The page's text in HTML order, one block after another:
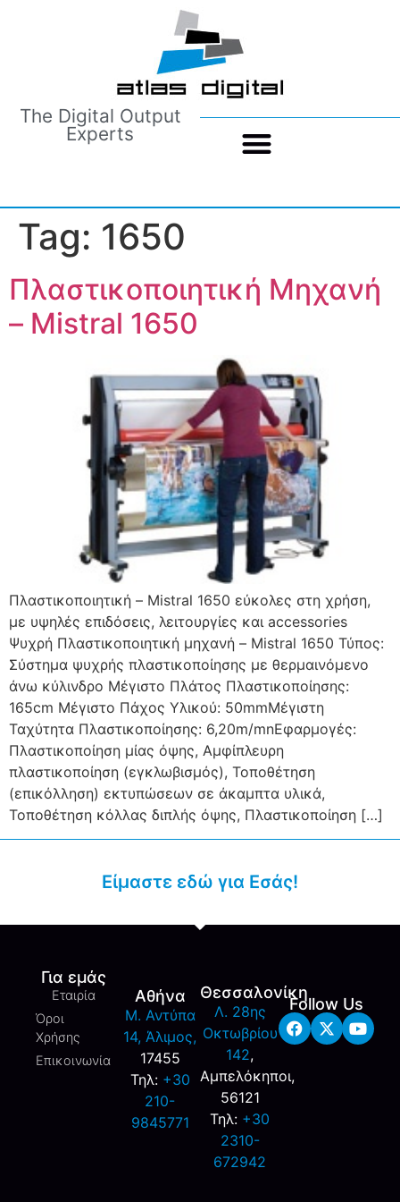
The Digital Output
Experts
Tag: 1650
Πλαστικοποιητική Μηχανή
– Mistral 1650
Πλαστικοποιητική – Mistral 1650 εύκολες στη χρήση,
με υψηλές επιδόσεις, λειτουργίες και accessories
Ψυχρή Πλαστικοποιητική μηχανή – Mistral 1650 Τύπος:
Σύστημα ψυχρής πλαστικοποίησης με θερμαινόμενο
άνω κύλινδρο Μέγιστο Πλάτος Πλαστικοποίησης:
165cm Μέγιστο Πάχος Yλικού: 50mmΜέγιστη
Ταχύτητα Πλαστικοποίησης: 6,20m/mnΕφαρμογές:
Πλαστικοποίηση μίας όψης, Αμφίπλευρη
πλαστικοποίηση (εγκλωβισμός), Τοποθέτηση
(επικόλληση) εκτυπώσεων σε άκαμπτα υλικά,
Τοποθέτηση κόλλας διπλής όψης, Πλαστικοποίηση […]
Είμαστε εδώ για Εσάς!
Για εμάς
Εταιρία
Όροι
Χρήσης
Επικοινωνία
Αθήνα
M. Αντύπα
14, Άλιμος,
17455
Τηλ: +30
210-
9845771
Θεσσαλονίκη
Λ. 28ης
Οκτωβρίου
142,
Αμπελόκηποι,
56121
Τηλ: +30
2310-
672942
Follow Us